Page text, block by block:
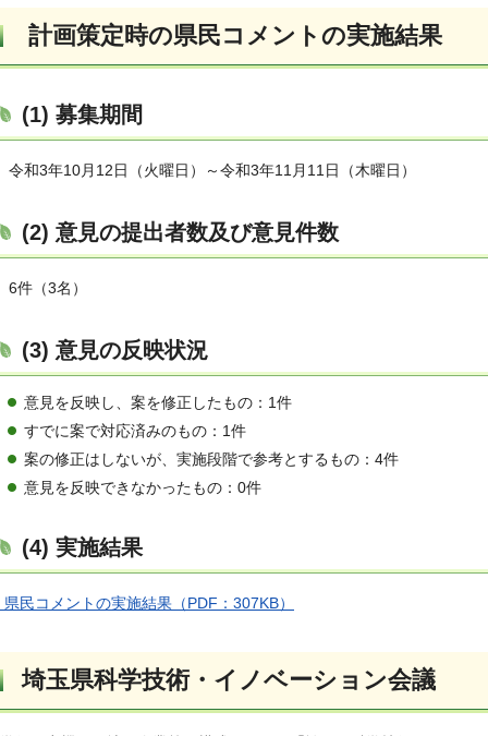
計画策定時の県民コメントの実施結果
(1) 募集期間
令和3年10月12日（火曜日）～令和3年11月11日（木曜日）
(2) 意見の提出者数及び意見件数
6件（3名）
(3) 意見の反映状況
意見を反映し、案を修正したもの：1件
すでに案で対応済みのもの：1件
案の修正はしないが、実施段階で参考とするもの：4件
意見を反映できなかったもの：0件
(4) 実施結果
県民コメントの実施結果（PDF：307KB）
埼玉県科学技術・イノベーション会議